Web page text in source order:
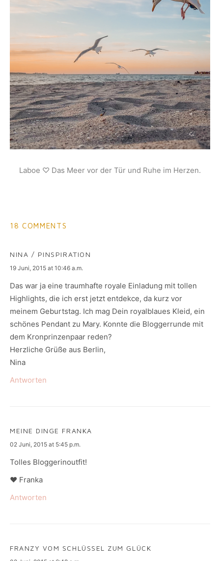
Laboe ♡ Das Meer vor der Tür und Ruhe im Herzen.
18 COMMENTS
NINA / PINSPIRATION
says:
19 Juni, 2015 at 10:46 a.m.
Das war ja eine traumhafte royale Einladung mit tollen
Highlights, die ich erst jetzt entdekce, da kurz vor
meinem Geburtstag. Ich mag Dein royalblaues Kleid, ein
schönes Pendant zu Mary. Konnte die Bloggerrunde mit
dem Kronprinzenpaar reden?
Herzliche Grüße aus Berlin,
Nina
Antworten
MEINE DINGE FRANKA
says:
02 Juni, 2015 at 5:45 p.m.
Tolles Bloggerinoutfit!
♥ Franka
Antworten
FRANZY VOM SCHLÜSSEL ZUM GLÜCK